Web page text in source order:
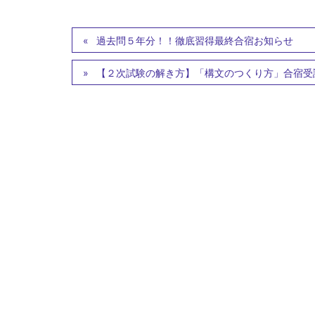
過去問５年分！！徹底習得最終合宿お知らせ
【２次試験の解き方】「構文のつくり方」合宿